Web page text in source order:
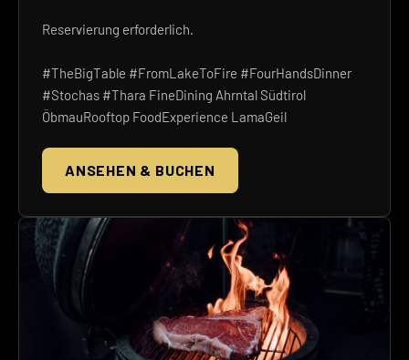
Reservierung erforderlich.
#TheBigTable #FromLakeToFire #FourHandsDinner
#Stochas #Thara FineDining Ahrntal Südtirol
ÖbmauRooftop FoodExperience LamaGeil
ANSEHEN & BUCHEN